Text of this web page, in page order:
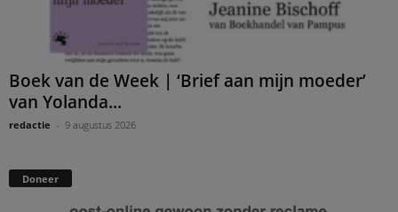
Boek van de Week | ‘Brief aan mijn moeder’
van Yolanda...
redactie - 9 augustus 2026
Doneer